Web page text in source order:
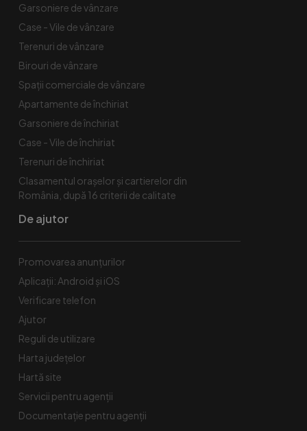
Garsoniere de vânzare
Case - Vile de vânzare
Terenuri de vânzare
Birouri de vânzare
Spaţii comerciale de vânzare
Apartamente de închiriat
Garsoniere de închiriat
Case - Vile de închiriat
Terenuri de închiriat
Clasamentul orașelor și cartierelor din
România, după 16 criterii de calitate
De ajutor
Promovarea anunțurilor
Aplicații: Android și iOS
Verificare telefon
Ajutor
Reguli de utilizare
Harta județelor
Hartă site
Servicii pentru agenții
Documentație pentru agenții